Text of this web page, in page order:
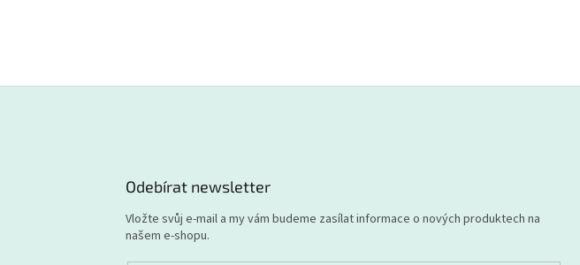
Odebírat newsletter
Vložte svůj e-mail a my vám budeme zasílat informace o nových produktech na
našem e-shopu.